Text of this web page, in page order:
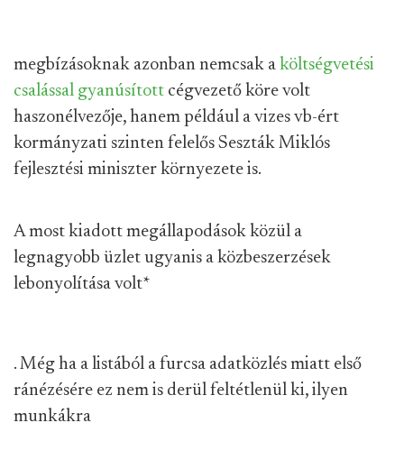
megbízásoknak azonban nemcsak a költségvetési
csalással gyanúsított cégvezető köre volt
haszonélvezője, hanem például a vizes vb-ért
kormányzati szinten felelős Seszták Miklós
fejlesztési miniszter környezete is.
A most kiadott megállapodások közül a
legnagyobb üzlet ugyanis a közbeszerzések
lebonyolítása volt*
. Még ha a listából a furcsa adatközlés miatt első
ránézésére ez nem is derül feltétlenül ki, ilyen
munkákra